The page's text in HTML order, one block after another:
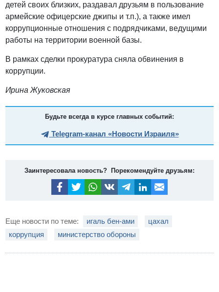
детей своих близких, раздавал друзьям в пользование
армейские офицерские джипы и т.п.), а также имел
коррупционные отношения с подрядчиками, ведущими
работы на территории военной базы.
В рамках сделки прокуратура сняла обвинения в
коррупции.
Ирина Жуковская
Будьте всегда в курсе главных событий:
Telegram-канал «Новости Израиля»
Заинтересовала новость? Порекомендуйте друзьям:
Еще новости по теме: игаль бен-ами
цахал
коррупция
министерство обороны